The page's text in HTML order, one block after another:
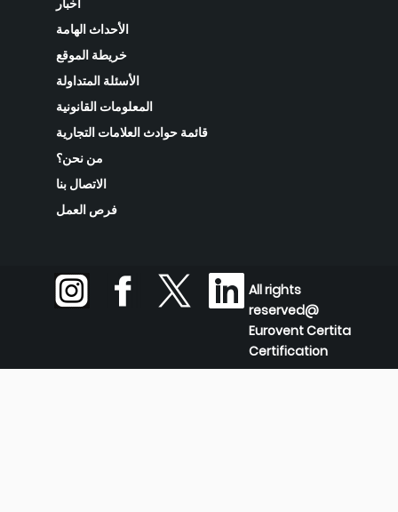
الأحداث الهامة
خريطة الموقع
الأسئلة المتداولة
المعلومات القانونية
قائمة حوادث العلامات التجارية
من نحن؟
الاتصال بنا
فرص العمل
All rights
reserved@
Eurovent Certita
Certification